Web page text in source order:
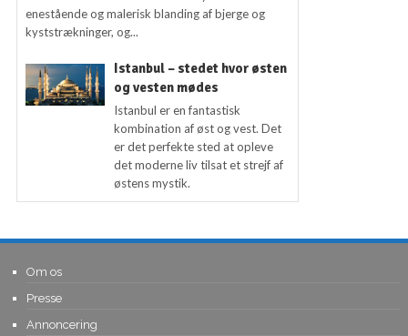
enestående og malerisk blanding af bjerge og
kyststrækninger, og...
Istanbul – stedet hvor østen
og vesten mødes
Istanbul er en fantastisk
kombination af øst og vest. Det
er det perfekte sted at opleve
det moderne liv tilsat et strejf af
østens mystik.
Om os
Presse
Annoncering